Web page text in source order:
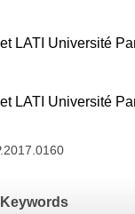
LATI Université
LATI Université
Keywords